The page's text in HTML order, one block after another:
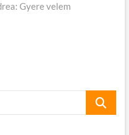
Gyere velem
keresés